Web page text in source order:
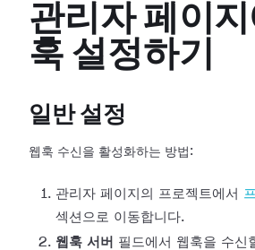
관리자 페이
훅 설정하기
일반 설정
웹훅 수신을 활성화하는 방법:
관리자 페이지의 프로젝트에서
섹션으로 이동합니다.
웹훅 서버 필드에서 웹훅을 수신